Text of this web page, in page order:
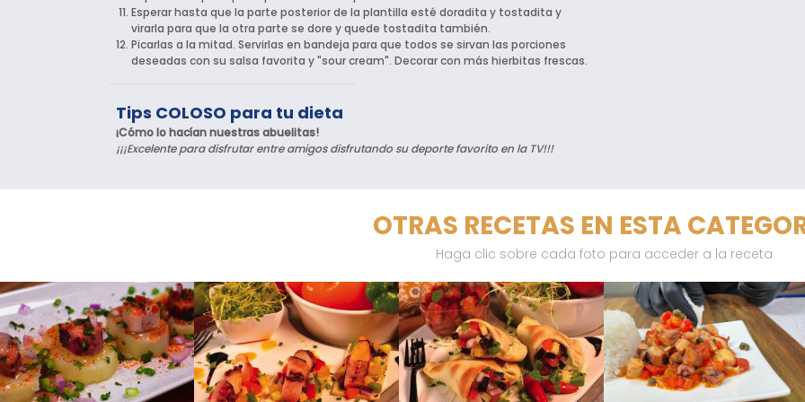
Esperar hasta que la parte posterior de la plantilla esté doradita y tostadita y
virarla para que la otra parte se dore y quede tostadita también.
Picarlas a la mitad. Servirlas en bandeja para que todos se sirvan las porciones
deseadas con su salsa favorita y "sour cream". Decorar con más hierbitas frescas.
Tips COLOSO para tu dieta
¡Cómo lo hacían nuestras abuelitas!
¡¡¡Excelente para disfrutar entre amigos disfrutando su deporte favorito en la TV!!!
OTRAS RECETAS EN ESTA
Haga clic sobre cada foto para acceder a la receta